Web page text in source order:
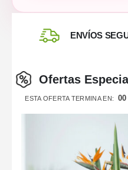
ENVÍOS
Ofertas
ESTA OFERTA TERMINA EN: 00